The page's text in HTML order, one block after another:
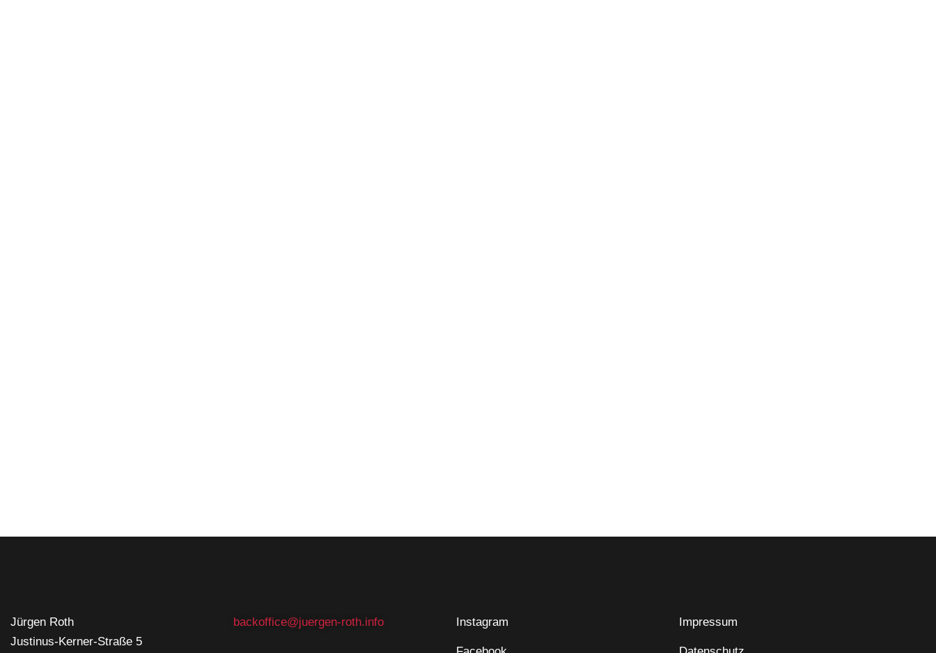
Jürgen Roth
Justinus-Kerner-Straße 5
backoffice@juergen-roth.info Instagram Impressum